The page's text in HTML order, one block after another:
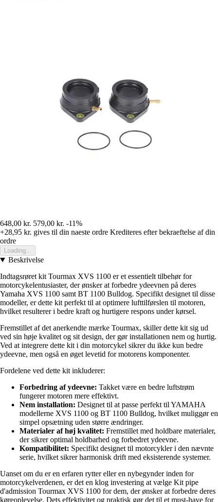
648,00 kr. 579,00 kr. -11%
+28,95 kr. gives til din naeste ordre Krediteres efter bekraeftelse af din
ordre
Loading...
Beskrivelse
Indtagsrøret kit Tourmax XVS 1100 er et essentielt tilbehør for
motorcykelentusiaster, der ønsker at forbedre ydeevnen på deres
Yamaha XVS 1100 samt BT 1100 Bulldog. Specifikt designet til disse
modeller, er dette kit perfekt til at optimere lufttilførslen til motoren,
hvilket resulterer i bedre kraft og hurtigere respons under kørsel.
Fremstillet af det anerkendte mærke Tourmax, skiller dette kit sig ud
ved sin høje kvalitet og sit design, der gør installationen nem og hurtig.
Ved at integrere dette kit i din motorcykel sikrer du ikke kun bedre
ydeevne, men også en øget levetid for motorens komponenter.
Fordelene ved dette kit inkluderer:
Forbedring af ydeevne: Takket være en bedre luftstrøm
fungerer motoren mere effektivt.
Nem installation: Designet til at passe perfekt til YAMAHA
modellerne XVS 1100 og BT 1100 Bulldog, hvilket muliggør en
simpel opsætning uden større ændringer.
Materialer af høj kvalitet: Fremstillet med holdbare materialer,
der sikrer optimal holdbarhed og forbedret ydeevne.
Kompatibilitet: Specifikt designet til motorcykler i den nævnte
serie, hvilket sikrer harmonisk drift med eksisterende systemer.
Uanset om du er en erfaren rytter eller en nybegynder inden for
motorcykelverdenen, er det en klog investering at vælge Kit pipe
d'admission Tourmax XVS 1100 for dem, der ønsker at forbedre deres
køreoplevelse. Dets effektivitet og praktisk gør det til et must-have for